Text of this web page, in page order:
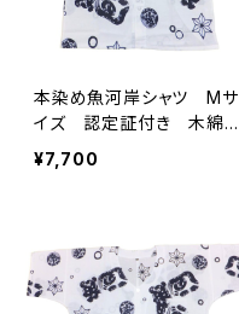
本染め魚河岸シャツ Mサ
イズ 認定証付き 木綿
晒 涼麻柄 白×紺 日本
製 注染そめ 浴衣生地
焼津 浜通り 港町
¥7,700